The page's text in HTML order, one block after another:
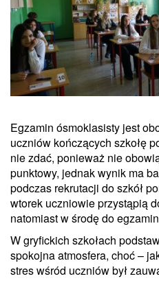
Egzamin ósmoklasisty jest
uczniów kończących szkołę
nie zdać, ponieważ nie
punktowy, jednak wynik ma
podczas rekrutacji do szkół
wtorek uczniowie przystąpią
natomiast w środę do
W gryfickich szkołach
spokojna atmosfera, choć –
stres wśród uczniów był